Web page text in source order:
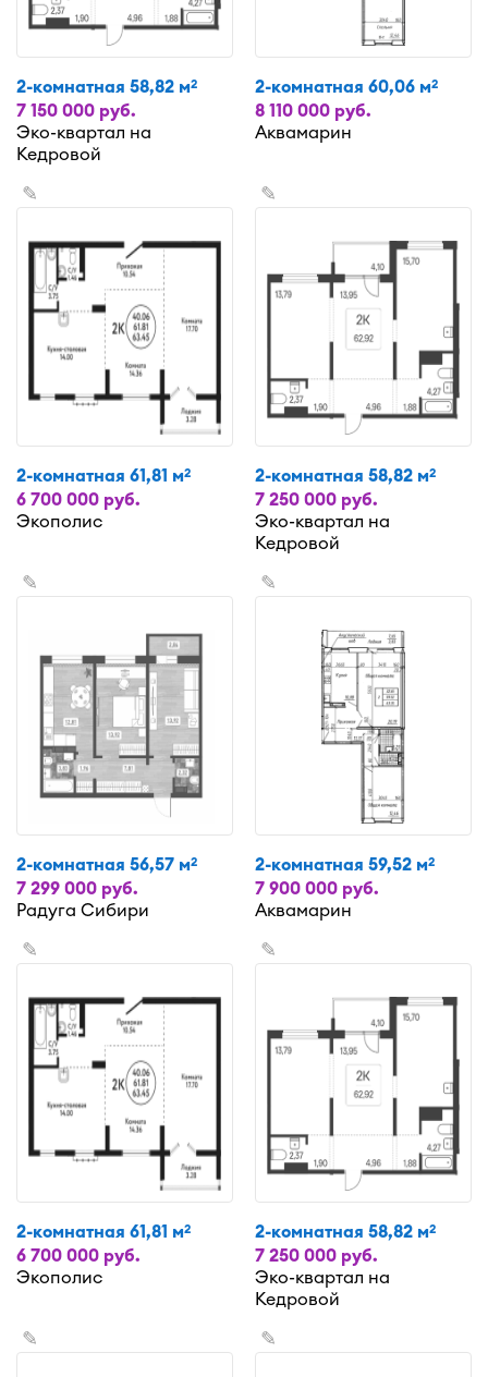
2-комнатная 58,82 м2
7 150 000 руб.
Эко-квартал на
Кедровой
2-комнатная 60,06 м2
8 110 000 руб.
Аквамарин
✎
2-комнатная 61,81 м2
6 700 000 руб.
Экополис
✎
2-комнатная 58,82 м2
7 250 000 руб.
Эко-квартал на
Кедровой
✎
2-комнатная 56,57 м2
7 299 000 руб.
Радуга Сибири
✎
2-комнатная 59,52 м2
7 900 000 руб.
Аквамарин
✎
2-комнатная 61,81 м2
6 700 000 руб.
Экополис
✎
2-комнатная 58,82 м2
7 250 000 руб.
Эко-квартал на
Кедровой
✎ ✎